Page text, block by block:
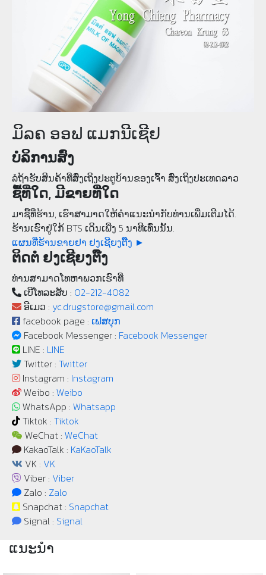
ມິລຄ ອອຟ ແມກນີເຊີຢ
ບໍລິການສົ່ງ
ລໍຖ້າຮັບສິນຄ້າທີ່ສົ່ງເຖິງປະຕູບ້ານຂອງເຈົ້າ ສົ່ງເຖິງປະເທດລາວ
ຊື້ທີ່ໃດ, ມີຂາຍທີ່ໃດ
ມາຊື້ທີ່ຮ້ານ, ເຮົາສາມາດໃຫ້ຄໍາແນະນຳກັບທ່ານເພີ່ມເຕີມໄດ້.
ຮ້ານເຮົາຢູ່ໃກ້ BTS ເດິນເພີ່ງ 5 ນາທີເທົ່ນນັ້ນ.
ແຜນທີ່ຮ້ານຂາຍຢາ ຢງເຊີຍງຕຶ໊ງ ►
ຕິດຕໍ່ ຢງເຊີຍງຕຶ໊ງ
ທ່ານສາມາດໂທຫາພວກເຮົາທີ່
ເບີ​ໂທລະ​ສັບ : 02-212-4082
ອີເມວ : yc.drugstore@gmail.com
facebook page : ເຟສບຸກ
Facebook Messenger : Facebook Messenger
LINE : LINE
Twitter : Twitter
Instagram : Instagram
Weibo : Weibo
WhatsApp : Whatsapp
Tiktok : Tiktok
WeChat : WeChat
KakaoTalk : KaKaoTalk
VK : VK
Viber : Viber
Zalo : Zalo
Snapchat : Snapchat
Signal : Signal
ແນະນຳ